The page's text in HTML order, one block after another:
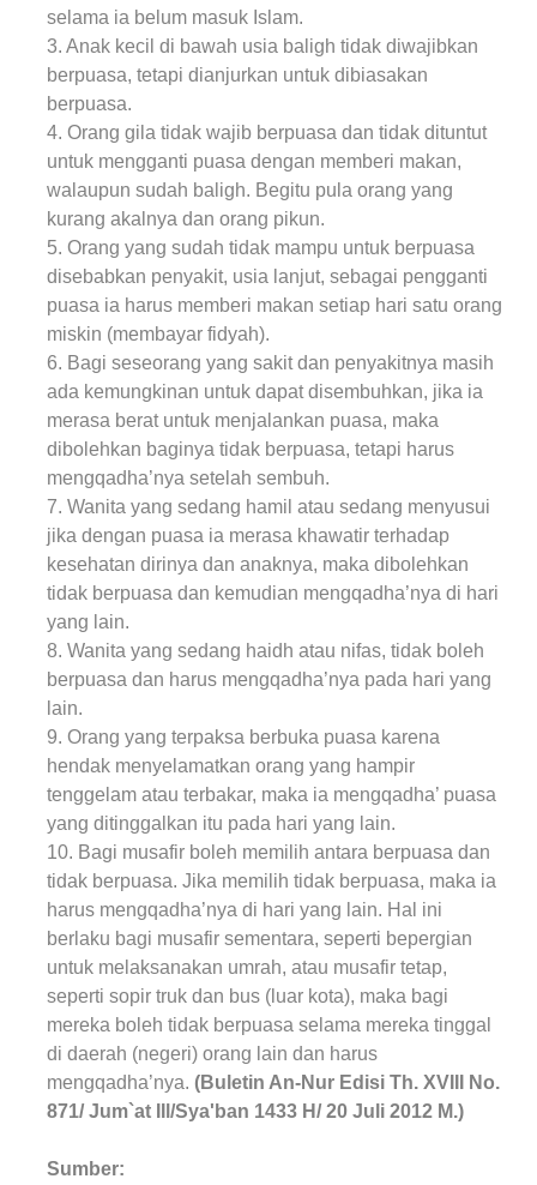
selama ia belum masuk Islam.
3. Anak kecil di bawah usia baligh tidak diwajibkan
berpuasa, tetapi dianjurkan untuk dibiasakan
berpuasa.
4. Orang gila tidak wajib berpuasa dan tidak dituntut
untuk mengganti puasa dengan memberi makan,
walaupun sudah baligh. Begitu pula orang yang
kurang akalnya dan orang pikun.
5. Orang yang sudah tidak mampu untuk berpuasa
disebabkan penyakit, usia lanjut, sebagai pengganti
puasa ia harus memberi makan setiap hari satu orang
miskin (membayar fidyah).
6. Bagi seseorang yang sakit dan penyakitnya masih
ada kemungkinan untuk dapat disembuhkan, jika ia
merasa berat untuk menjalankan puasa, maka
dibolehkan baginya tidak berpuasa, tetapi harus
mengqadha’nya setelah sembuh.
7. Wanita yang sedang hamil atau sedang menyusui
jika dengan puasa ia merasa khawatir terhadap
kesehatan dirinya dan anaknya, maka dibolehkan
tidak berpuasa dan kemudian mengqadha’nya di hari
yang lain.
8. Wanita yang sedang haidh atau nifas, tidak boleh
berpuasa dan harus mengqadha’nya pada hari yang
lain.
9. Orang yang terpaksa berbuka puasa karena
hendak menyelamatkan orang yang hampir
tenggelam atau terbakar, maka ia mengqadha’ puasa
yang ditinggalkan itu pada hari yang lain.
10. Bagi musafir boleh memilih antara berpuasa dan
tidak berpuasa. Jika memilih tidak berpuasa, maka ia
harus mengqadha’nya di hari yang lain. Hal ini
berlaku bagi musafir sementara, seperti bepergian
untuk melaksanakan umrah, atau musafir tetap,
seperti sopir truk dan bus (luar kota), maka bagi
mereka boleh tidak berpuasa selama mereka tinggal
di daerah (negeri) orang lain dan harus
mengqadha’nya. (Buletin An-Nur Edisi Th. XVIII No.
871/ Jum`at IIl/Sya'ban 1433 H/ 20 Juli 2012 M.)
Sumber: